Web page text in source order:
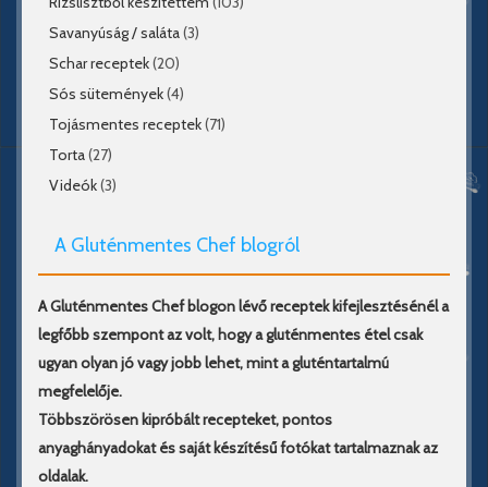
Savanyúság / saláta(3)
Schar receptek(20)
Sós sütemények(4)
Tojásmentes receptek(71)
Torta(27)
Videók(3)
A Gluténmentes Chef blogról
A Gluténmentes Chef blogon lévő receptek kifejlesztésénél a
legfőbb szempont az volt, hogy a gluténmentes étel csak
ugyan olyan jó vagy jobb lehet, mint a gluténtartalmú
megfelelője.
Többszörösen kipróbált recepteket, pontos
anyaghányadokat és saját készítésű fotókat tartalmaznak az
oldalak.